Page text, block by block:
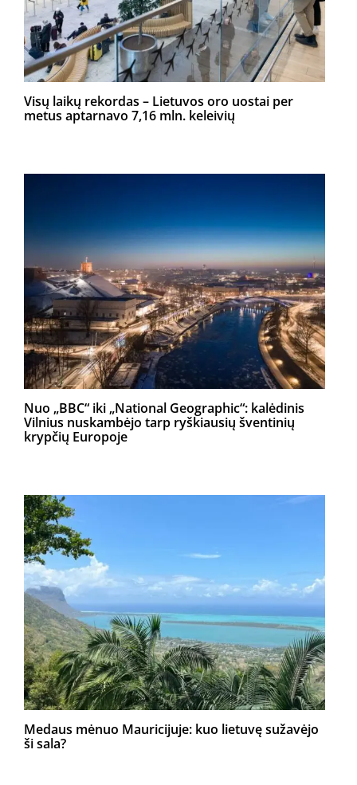
Visų laikų rekordas – Lietuvos oro uostai per
metus aptarnavo 7,16 mln. keleivių
Nuo „BBC“ iki „National Geographic“: kalėdinis
Vilnius nuskambėjo tarp ryškiausių šventinių
krypčių Europoje
Medaus mėnuo Mauricijuje: kuo lietuvę sužavėjo
ši sala?